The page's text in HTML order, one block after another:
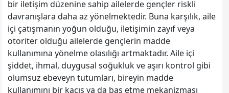
bir iletişim düzenine sahip ailelerde gençler riskli
davranışlara daha az yönelmektedir. Buna karşılık, aile
içi çatışmanın yoğun olduğu, iletişimin zayıf veya
otoriter olduğu ailelerde gençlerin madde
kullanımına yönelme olasılığı artmaktadır. Aile içi
şiddet, ihmal, duygusal soğukluk ve aşırı kontrol gibi
olumsuz ebeveyn tutumları, bireyin madde
kullanımını bir kaçış ya da baş etme mekanizması